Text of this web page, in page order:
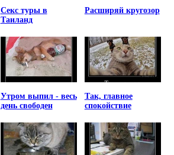
Секс туры в
Таиланд
Расширяй кругозор
Утром выпил - весь
день свободен
Так, главное
спокойствие